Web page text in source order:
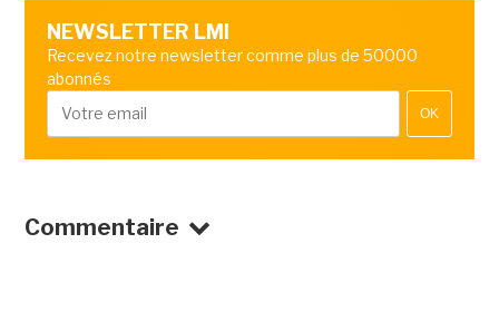
NEWSLETTER LMI
Recevez notre newsletter comme plus de 50000
abonnés
OK
Commentaire